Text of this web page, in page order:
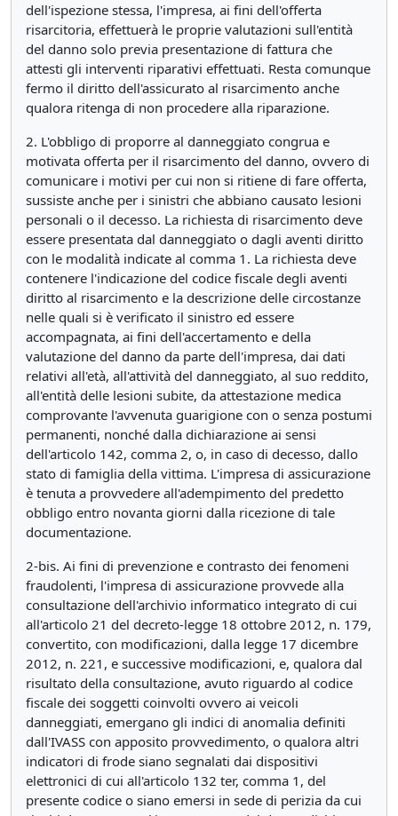
dell'ispezione stessa, l'impresa, ai fini dell'offerta
risarcitoria, effettuerà le proprie valutazioni sull'entità
del danno solo previa presentazione di fattura che
attesti gli interventi riparativi effettuati. Resta comunque
fermo il diritto dell'assicurato al risarcimento anche
qualora ritenga di non procedere alla riparazione.
2. L'obbligo di proporre al danneggiato congrua e
motivata offerta per il risarcimento del danno, ovvero di
comunicare i motivi per cui non si ritiene di fare offerta,
sussiste anche per i sinistri che abbiano causato lesioni
personali o il decesso. La richiesta di risarcimento deve
essere presentata dal danneggiato o dagli aventi diritto
con le modalità indicate al comma 1. La richiesta deve
contenere l'indicazione del codice fiscale degli aventi
diritto al risarcimento e la descrizione delle circostanze
nelle quali si è verificato il sinistro ed essere
accompagnata, ai fini dell'accertamento e della
valutazione del danno da parte dell'impresa, dai dati
relativi all'età, all'attività del danneggiato, al suo reddito,
all'entità delle lesioni subite, da attestazione medica
comprovante l'avvenuta guarigione con o senza postumi
permanenti, nonché dalla dichiarazione ai sensi
dell'articolo 142, comma 2, o, in caso di decesso, dallo
stato di famiglia della vittima. L'impresa di assicurazione
è tenuta a provvedere all'adempimento del predetto
obbligo entro novanta giorni dalla ricezione di tale
documentazione.
2-bis. Ai fini di prevenzione e contrasto dei fenomeni
fraudolenti, l'impresa di assicurazione provvede alla
consultazione dell'archivio informatico integrato di cui
all'articolo 21 del decreto-legge 18 ottobre 2012, n. 179,
convertito, con modificazioni, dalla legge 17 dicembre
2012, n. 221, e successive modificazioni, e, qualora dal
risultato della consultazione, avuto riguardo al codice
fiscale dei soggetti coinvolti ovvero ai veicoli
danneggiati, emergano gli indici di anomalia definiti
dall'IVASS con apposito provvedimento, o qualora altri
indicatori di frode siano segnalati dai dispositivi
elettronici di cui all'articolo 132 ter, comma 1, del
presente codice o siano emersi in sede di perizia da cui